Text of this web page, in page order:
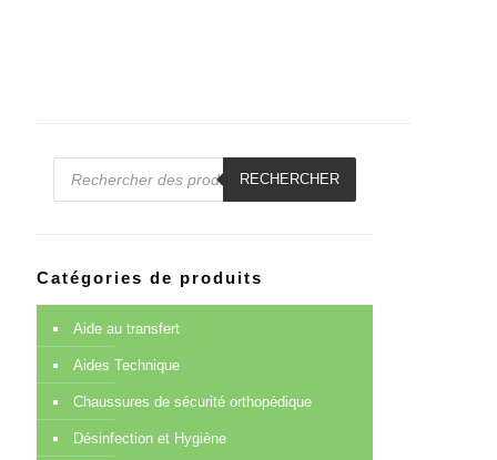
Recherche
RECHERCHER
Catégories de produits
Aide au transfert
Aides Technique
Chaussures de sécurité orthopédique
Désinfection et Hygiène